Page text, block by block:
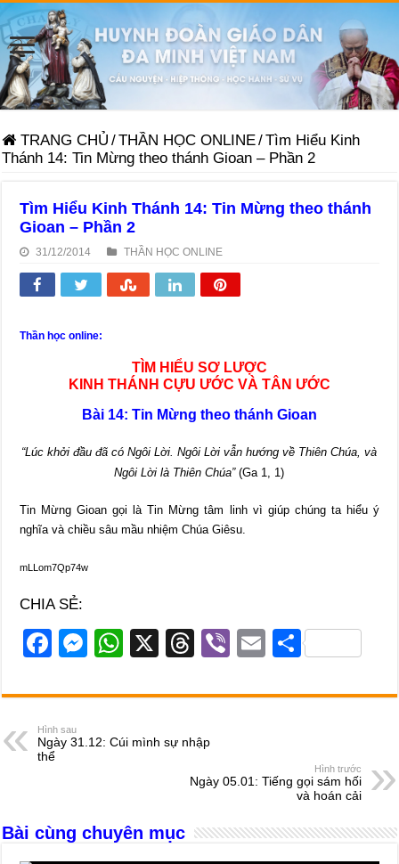
TRANG CHỦ /THẦN HỌC ONLINE/Tìm Hiểu Kinh
Thánh 14: Tin Mừng theo thánh Gioan – Phần 2
Tìm Hiểu Kinh Thánh 14: Tin Mừng theo thánh
Gioan – Phần 2
31/12/2014 THẦN HỌC ONLINE
Thần học online:
TÌM HIỂU SƠ LƯỢC
KINH THÁNH CỰU ƯỚC VÀ TÂN ƯỚC
Bài 14: Tin Mừng theo thánh Gioan
“Lúc khởi đầu đã có Ngôi Lời. Ngôi Lời vẫn hướng về Thiên Chúa, và
Ngôi Lời là Thiên Chúa”(Ga 1, 1)
Tin Mừng Gioan gọi là Tin Mừng tâm linh vì giúp chúng ta hiểu ý
nghĩa và chiều sâu mầu nhiệm Chúa Giêsu.
mLLom7Qp74w
CHIA SẺ:
F
c
e
b
k
M
ss
n
W
at
A
X
T
e
d
s
Vi
er
E
ail
S
ar
Hình sau
Ngày 31.12: Cúi mình sự nhập
thể
Hình trước
Ngày 05.01: Tiếng gọi sám hối
và hoán cải
Bài cùng chuyên mục